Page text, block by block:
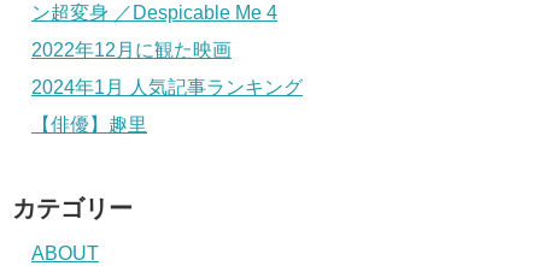
ン超変身 ／Despicable Me 4
2022年12月に観た映画
2024年1月 人気記事ランキング
【俳優】趣里
カテゴリー
ABOUT